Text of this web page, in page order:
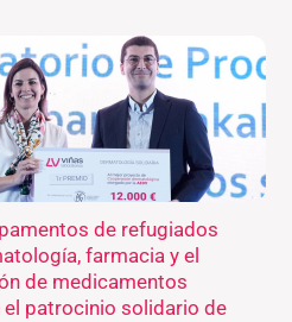
de refugiados
farmacia y el
de medicamentos
el patrocinio solidario de